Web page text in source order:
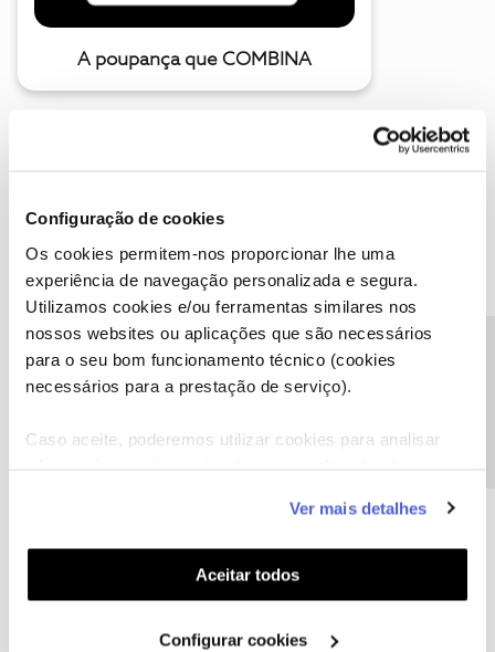
Configuração de cookies
Os cookies permitem-nos proporcionar lhe uma
experiência de navegação personalizada e segura.
Utilizamos cookies e/ou ferramentas similares nos
nossos websites ou aplicações que são necessários
para o seu bom funcionamento técnico (cookies
necessários para a prestação de serviço).
Caso aceite, poderemos utilizar cookies para analisar
funcionalidades (cookies de personalização e
funcionalidade) e adaptar anúncios aos seus interesses
(cookies de publicidade personalizada). Pode gerir a
utilização dos cookies clicando em "Configurar
Ver mais detalhes
Aceitar todos
Configurar cookies
A poupança que COMBINA
Descubra as novidades de julho
Hall of Fame de julho
17 soluções